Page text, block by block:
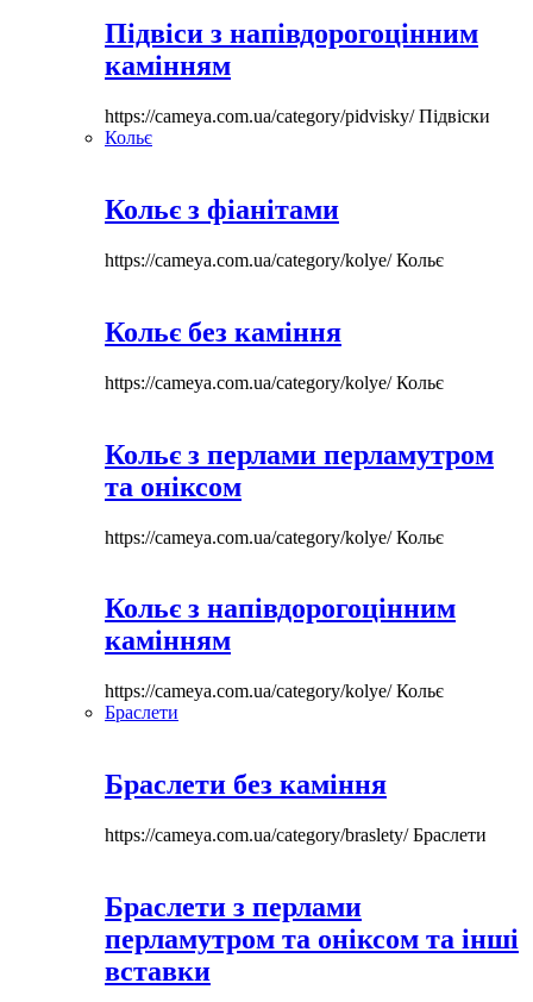
Підвіси з напівдорогоцінним
камінням
https://cameya.com.ua/category/pidvisky/Підвіски
Кольє
Кольє з фіанітами
https://cameya.com.ua/category/kolye/Кольє
Кольє без каміння
https://cameya.com.ua/category/kolye/Кольє
Кольє з перлами перламутром
та оніксом
https://cameya.com.ua/category/kolye/Кольє
Кольє з напівдорогоцінним
камінням
https://cameya.com.ua/category/kolye/Кольє
Браслети
Браслети без каміння
https://cameya.com.ua/category/braslety/Браслети
Браслети з перлами
перламутром та оніксом та інші
вставки